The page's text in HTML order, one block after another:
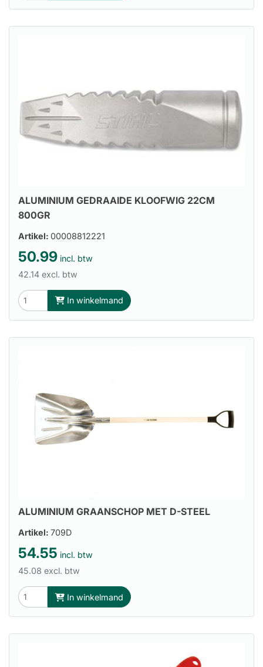
ALUMINIUM GEDRAAIDE KLOOFWIG 22CM
800GR
Artikel: 00008812221
50.99 incl. btw
42.14 excl. btw
In winkelmand
ALUMINIUM GRAANSCHOP MET D-STEEL
Artikel: 709D
54.55 incl. btw
45.08 excl. btw
In winkelmand